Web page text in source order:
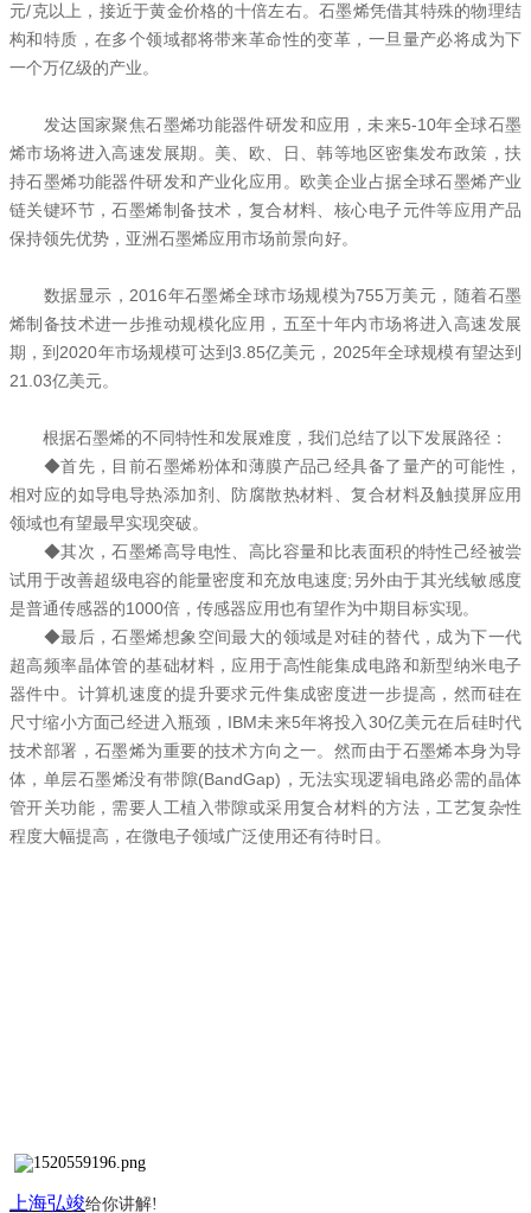
元/克以上，接近于黄金价格的十倍左右。石墨烯凭借其特殊的物理结
构和特质，在多个领域都将带来革命性的变革，一旦量产必将成为下
一个万亿级的产业。
发达国家聚焦石墨烯功能器件研发和应用，未来5-10年全球石墨
烯市场将进入高速发展期。美、欧、日、韩等地区密集发布政策，扶
持石墨烯功能器件研发和产业化应用。欧美企业占据全球石墨烯产业
链关键环节，石墨烯制备技术，复合材料、核心电子元件等应用产品
保持领先优势，亚洲石墨烯应用市场前景向好。
数据显示，2016年石墨烯全球市场规模为755万美元，随着石墨
烯制备技术进一步推动规模化应用，五至十年内市场将进入高速发展
期，到2020年市场规模可达到3.85亿美元，2025年全球规模有望达到
21.03亿美元。
根据石墨烯的不同特性和发展难度，我们总结了以下发展路径：
◆首先，目前石墨烯粉体和薄膜产品己经具备了量产的可能性，
相对应的如导电导热添加剂、防腐散热材料、复合材料及触摸屏应用
领域也有望最早实现突破。
◆其次，石墨烯高导电性、高比容量和比表面积的特性己经被尝
试用于改善超级电容的能量密度和充放电速度;另外由于其光线敏感度
是普通传感器的1000倍，传感器应用也有望作为中期目标实现。
◆最后，石墨烯想象空间最大的领域是对硅的替代，成为下一代
超高频率晶体管的基础材料，应用于高性能集成电路和新型纳米电子
器件中。计算机速度的提升要求元件集成密度进一步提高，然而硅在
尺寸缩小方面己经进入瓶颈，IBM未来5年将投入30亿美元在后硅时代
技术部署，石墨烯为重要的技术方向之一。然而由于石墨烯本身为导
体，单层石墨烯没有带隙(BandGap)，无法实现逻辑电路必需的晶体
管开关功能，需要人工植入带隙或采用复合材料的方法，工艺复杂性
程度大幅提高，在微电子领域广泛使用还有待时日。
上海弘竣给你讲解!